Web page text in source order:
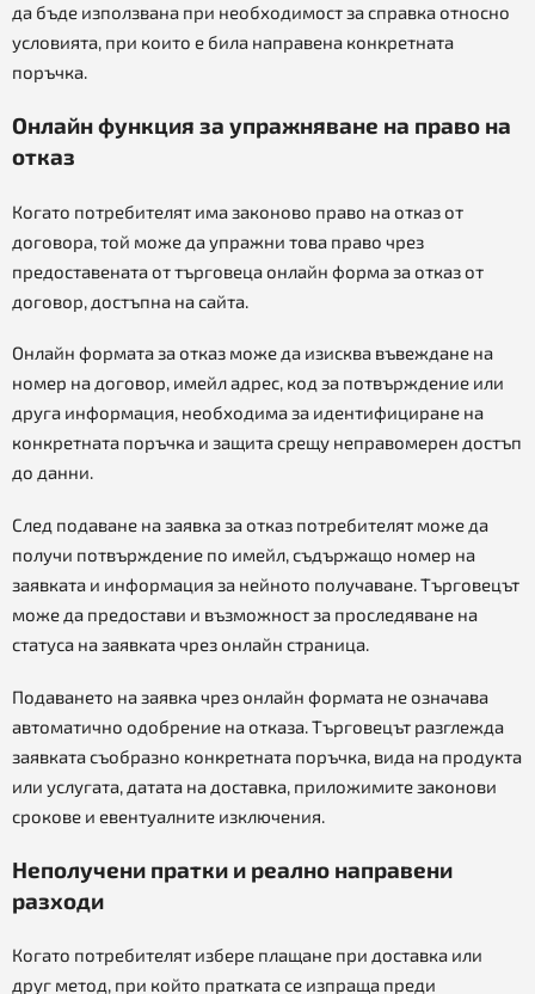
да бъде използвана при необходимост за справка относно
условията, при които е била направена конкретната
поръчка.
Онлайн функция за упражняване на право на
отказ
Когато потребителят има законово право на отказ от
договора, той може да упражни това право чрез
предоставената от търговеца онлайн форма за отказ от
договор, достъпна на сайта.
Онлайн формата за отказ може да изисква въвеждане на
номер на договор, имейл адрес, код за потвърждение или
друга информация, необходима за идентифициране на
конкретната поръчка и защита срещу неправомерен достъп
до данни.
След подаване на заявка за отказ потребителят може да
получи потвърждение по имейл, съдържащо номер на
заявката и информация за нейното получаване. Търговецът
може да предостави и възможност за проследяване на
статуса на заявката чрез онлайн страница.
Подаването на заявка чрез онлайн формата не означава
автоматично одобрение на отказа. Търговецът разглежда
заявката съобразно конкретната поръчка, вида на продукта
или услугата, датата на доставка, приложимите законови
срокове и евентуалните изключения.
Неполучени пратки и реално направени
разходи
Когато потребителят избере плащане при доставка или
друг метод, при който пратката се изпраща преди